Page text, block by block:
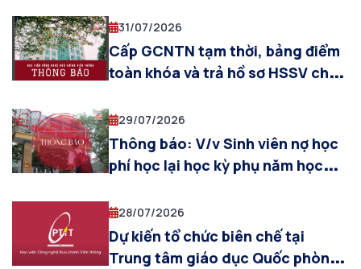
31/07/2026
Cấp GCNTN tạm thời, bảng điểm
toàn khóa và trả hồ sơ HSSV cho
nghiệp đợt tháng 07/2026 (khóa
2022 khối ngành kinh tế, Truyền
thông ĐPT và Báo chí)
29/07/2026
Thông báo: V/v Sinh viên nợ học
phí học lại học kỳ phụ năm học
28/07/2026
Dự kiến tổ chức biên chế tại
Trung tâm giáo dục Quốc phòng